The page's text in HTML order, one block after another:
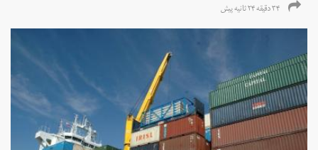
۳۴ دقیقه ۲۴ ثانیه پیش